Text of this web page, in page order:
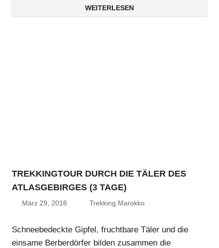
WEITERLESEN
TREKKINGTOUR DURCH DIE TÄLER DES
ATLASGEBIRGES (3 TAGE)
März 29, 2018 Trekking Marokko
Schneebedeckte Gipfel, fruchtbare Täler und die
einsame Berberdörfer bilden zusammen die